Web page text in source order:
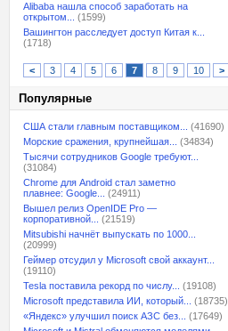
Alibaba нашла способ заработать на
открытом...
(1599)
Вашингтон расследует доступ Китая к...
(1718)
< 3 4 5 6 7 8 9 10 >
Популярные
США стали главным поставщиком...
(41690)
Морские сражения, крупнейшая...
(34834)
Тысячи сотрудников Google требуют...
(31084)
Chrome для Android стал заметно
плавнее: Google...
(24911)
Вышел релиз OpenIDE Pro —
корпоративной...
(21519)
Mitsubishi начнёт выпускать по 1000...
(20999)
Геймер отсудил у Microsoft свой аккаунт...
(19110)
Tesla поставила рекорд по числу...
(19108)
Microsoft представила ИИ, который...
(18735)
«Яндекс» улучшил поиск АЗС без...
(17649)